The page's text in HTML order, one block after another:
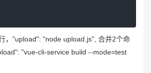
，"upload": "node upload.js", 合并2个命
"vue-cli-service build --mode=test